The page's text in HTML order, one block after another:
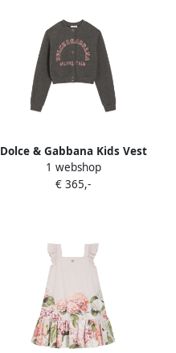
Dolce & Gabbana Kids Vest
met logoprint Grijs
1 webshop
€ 365,-